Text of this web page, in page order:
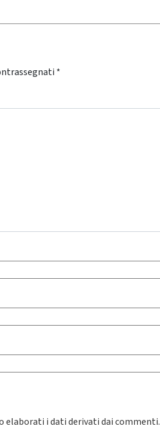
*
elaborati i dati derivati dai commenti.